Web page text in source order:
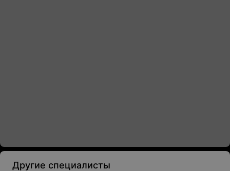
Другие специалисты